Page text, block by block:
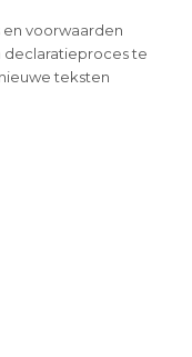
voorwaarden
declaratieproces te
teksten